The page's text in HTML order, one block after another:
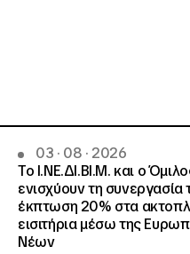
03 · 08 · 2026
Το Ι.ΝΕ.ΔΙ.ΒΙ.Μ. και o
ενισχύουν τη συνεργασία
έκπτωση 20% στα
εισιτήρια μέσω της
Νέων